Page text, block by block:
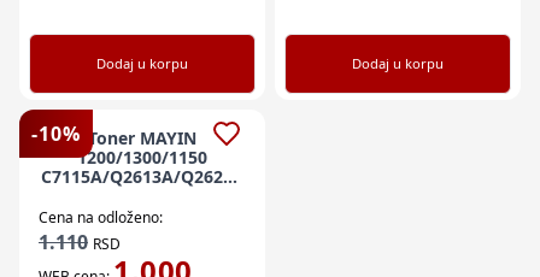
Dodaj u korpu Dodaj u korpu
-10% Toner MAYIN
1200/1300/1150
C7115A/Q2613A/Q2624A
univerzalna, 2k
HPTK1000PM
Cena na odloženo:
1.110 RSD